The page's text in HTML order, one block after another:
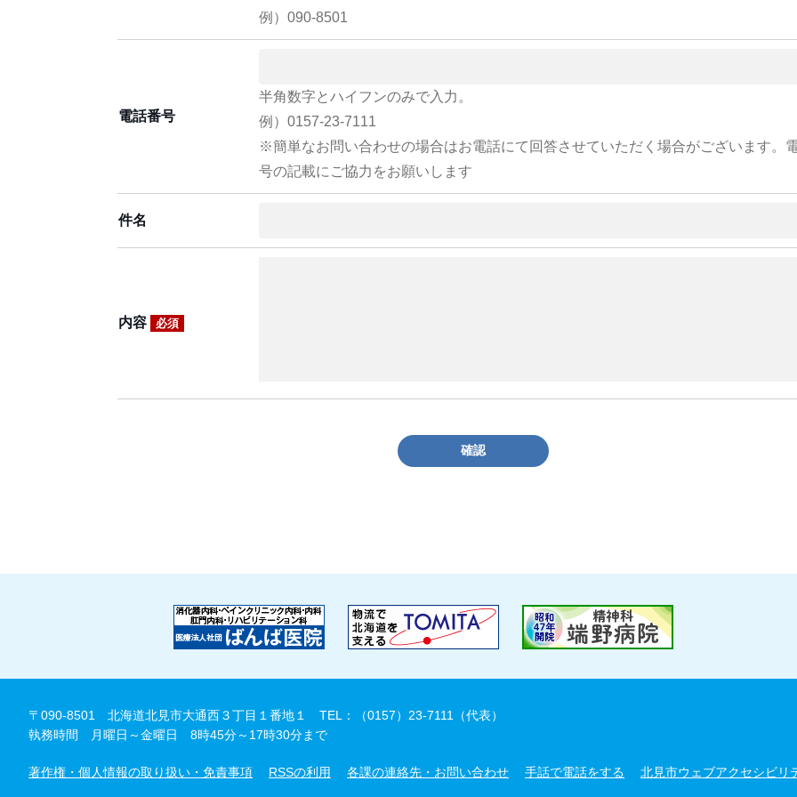
例）090-8501
電話番号
半角数字とハイフンのみで入力。
例）0157-23-7111
※簡単なお問い合わせの場合はお電話にて回答させていただく場合がございます。
号の記載にご協力をお願いします
件名
内容 必須
確認
〒090-8501 北海道北見市大通西３丁目１番地１
TEL：（0157）23-7111（代表）
執務時間 月曜日～金曜日 8時45分～17時30分まで
著作権・個人情報の取り扱い・免責事項 RSSの利用 各課の連絡先・お問い合わせ 手話で電話をする 北見市ウェブアクセシビリ